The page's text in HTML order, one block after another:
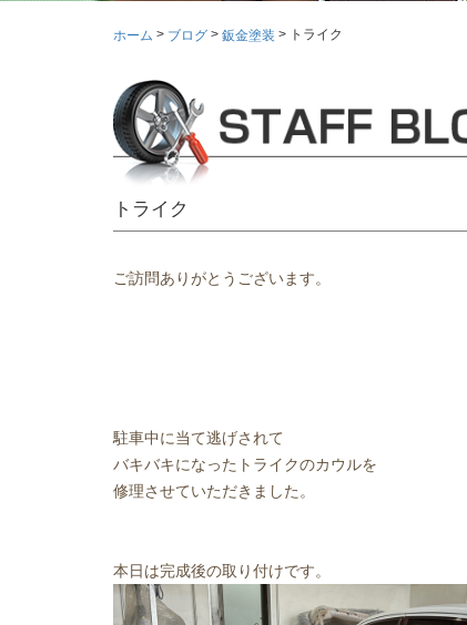
ホーム > ブログ > 鈑金塗装 > トライク
トライク
ご訪問ありがとうございます。
駐車中に当て逃げされて
バキバキになったトライクのカウルを
修理させていただきました。
本日は完成後の取り付けです。